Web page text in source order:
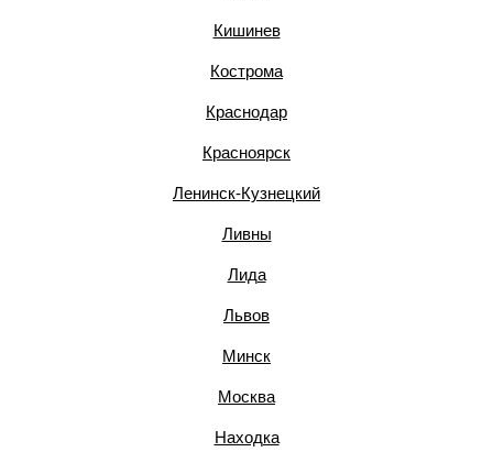
Кишинев
Кострома
Краснодар
Красноярск
Ленинск-Кузнецкий
Ливны
Лида
Львов
Минск
Москва
Находка